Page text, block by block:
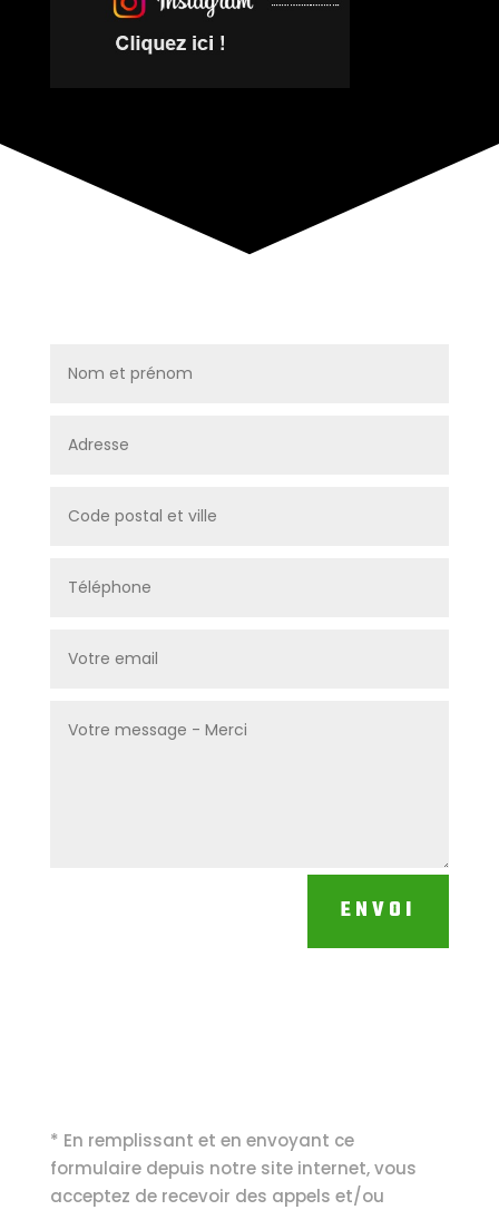
ENVOI
* En remplissant et en envoyant ce
formulaire depuis notre site internet, vous
acceptez de recevoir des appels et/ou